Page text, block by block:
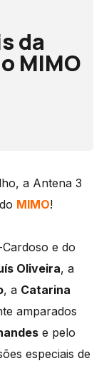
da
MIMO
a Antena 3
MIMO!
e do
Oliveira, a
, a Catarina
amparados
e pelo
especiais de